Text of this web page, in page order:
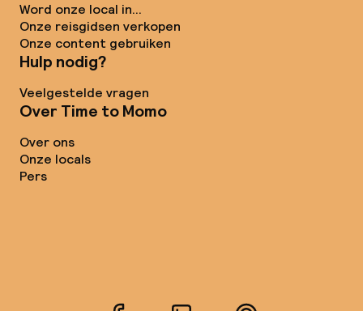
Word onze local in...
Onze reisgidsen verkopen
Onze content gebruiken
Hulp nodig?
Veelgestelde vragen
Over Time to Momo
Over ons
Onze locals
Pers